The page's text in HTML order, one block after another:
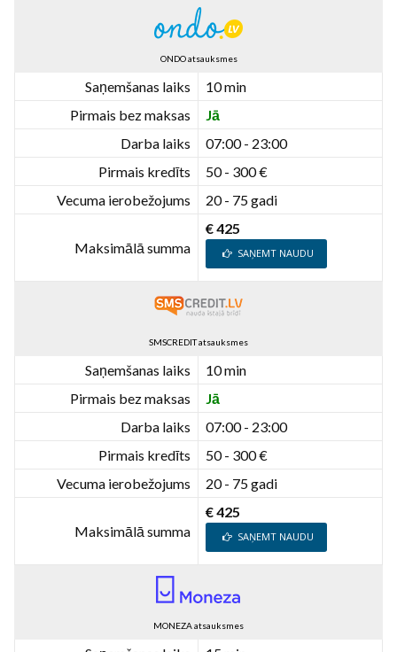
ONDO atsauksmes
Saņemšanas laiks
10 min
Pirmais bez maksas
Jā
Darba laiks
07:00 - 23:00
Pirmais kredīts
50 - 300 €
Vecuma ierobežojums
20 - 75 gadi
Maksimālā summa
€ 425
SAŅEMT NAUDU
SMSCREDIT atsauksmes
Saņemšanas laiks
10 min
Pirmais bez maksas
Jā
Darba laiks
07:00 - 23:00
Pirmais kredīts
50 - 300 €
Vecuma ierobežojums
20 - 75 gadi
Maksimālā summa
€ 425
SAŅEMT NAUDU
MONEZA atsauksmes